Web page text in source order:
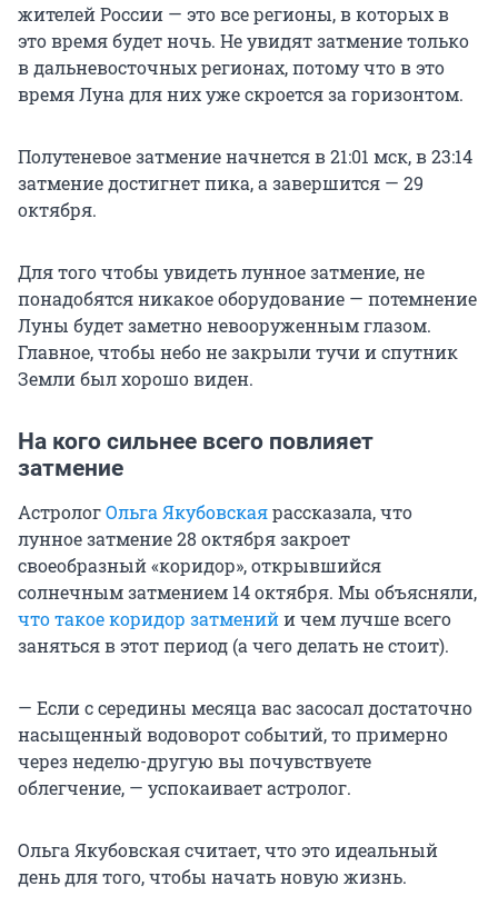
жителей России — это все регионы, в которых в
это время будет ночь. Не увидят затмение только
в дальневосточных регионах, потому что в это
время Луна для них уже скроется за горизонтом.
Полутеневое затмение начнется в 21:01 мск, в 23:14
затмение достигнет пика, а завершится — 29
октября.
Для того чтобы увидеть лунное затмение, не
понадобятся никакое оборудование — потемнение
Луны будет заметно невооруженным глазом.
Главное, чтобы небо не закрыли тучи и спутник
Земли был хорошо виден.
На кого сильнее всего повлияет
затмение
АстрологОльга Якубовскаярассказала, что
лунное затмение 28 октября закроет
своеобразный «коридор», открывшийся
солнечным затмением 14 октября. Мы объясняли,
что такое коридор затменийи чем лучше всего
заняться в этот период (а чего делать не стоит).
— Если с середины месяца вас засосал достаточно
насыщенный водоворот событий, то примерно
через неделю-другую вы почувствуете
облегчение, — успокаивает астролог.
Ольга Якубовская считает, что это идеальный
день для того, чтобы начать новую жизнь.